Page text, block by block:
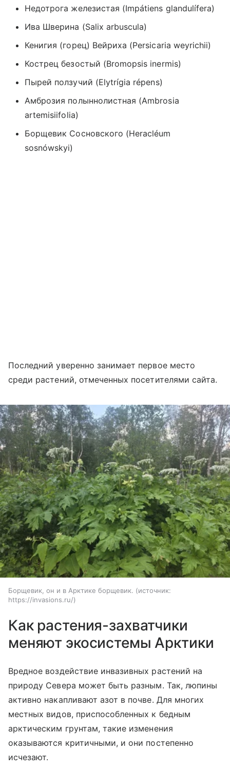
Недотрога железистая (Impátiens glandulífera)
Ива Шверина (Salix arbuscula)
Кенигия (горец) Вейриха (Persicaria weyrichii)
Кострец безостый (Bromopsis inermis)
Пырей ползучий (Elytrígia répens)
Амброзия полыннолистная (Ambrosia
artemisiifolia)
Борщевик Сосновского (Heracléum
sosnówskyi)
Последний уверенно занимает первое место
среди растений, отмеченных посетителями сайта.
Борщевик, он и в Арктике борщевик.
источник:
https://invasions.ru/
Как растения-захватчики
меняют экосистемы Арктики
Вредное воздействие инвазивных растений на
природу Севера может быть разным. Так, люпины
активно накапливают азот в почве. Для многих
местных видов, приспособленных к бедным
арктическим грунтам, такие изменения
оказываются критичными, и они постепенно
исчезают.